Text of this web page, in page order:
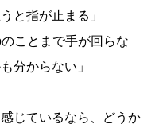
と指が止まる」
ことまで手が回らな
分からない」
じているなら、どうか